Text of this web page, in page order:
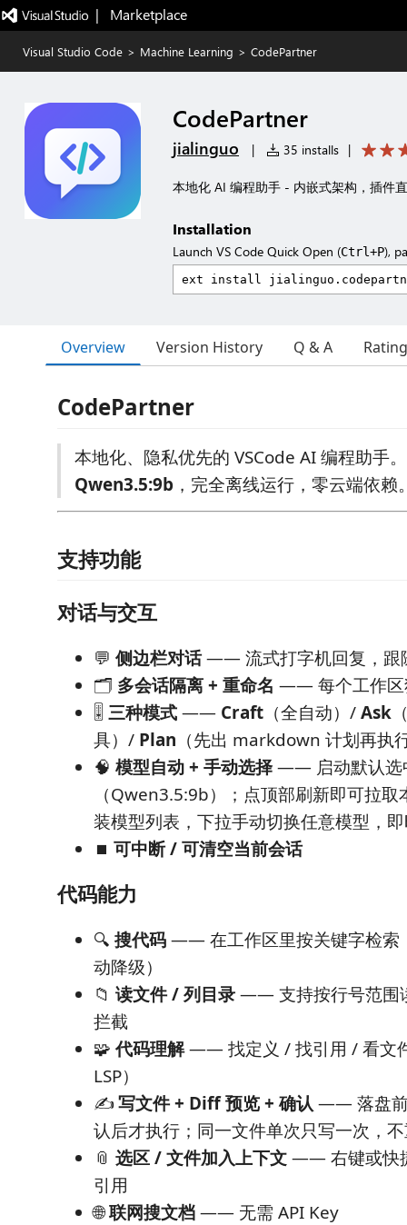
|   Marketplace
Visual Studio Code > Machine Learning > CodePartner
CodePartner
jialinguo | 35 installs |
本地化 AI 编程助手 - 内嵌式架构，插件
Installation
Launch VS Code Quick Open (Ctrl+P),
Overview Version History Q & A
CodePartner
本地化、隐私优先的 VSCode AI 编程助手
Qwen3.5:9b ，完全离线运行，零云端依赖
支持功能
对话与交互
💬 侧边栏对话—— 流式打字机回复，跟
🗂️ 多会话隔离 + 重命名 —— 每个工作区
🎚️ 三种模式—— Craft （全自动）/Ask
具）/ Plan （先出 markdown 计划再执
🧠 模型自动 + 手动选择—— 启动默认选
（Qwen3.5:9b）；点顶部刷新即可拉
装模型列表，下拉手动切换任意模型，
⏹️ 可中断 / 可清空当前会话
代码能力
🔍 搜代码—— 在工作区里按关键字检索
动降级）
📁 读文件 / 列目录—— 支持按行号范围
拦截
🧩代码理解—— 找定义 / 找引用 / 看文
LSP）
✍️写文件 + Diff 预览 + 确认 —— 落盘前
认后才执行；同一文件单次只写一次，
📎 选区 / 文件加入上下文—— 右键或快
引用
🌐联网搜文档—— 无需 API Key